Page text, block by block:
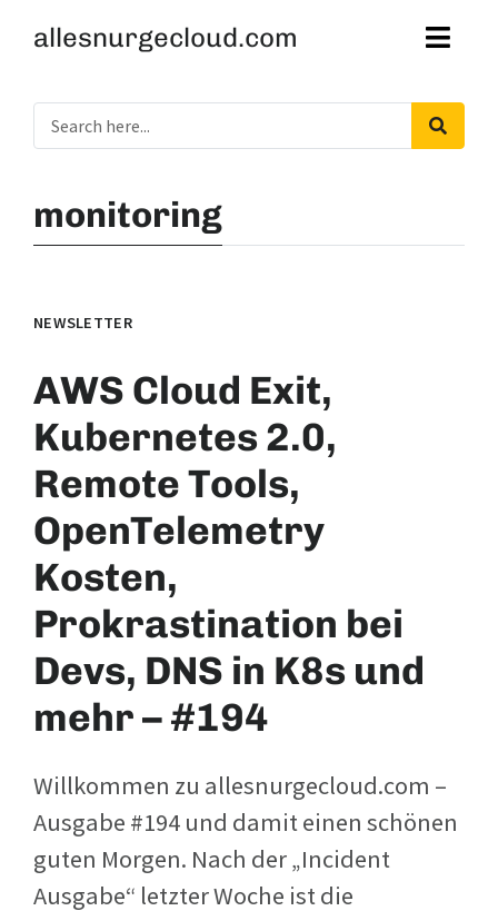
allesnurgecloud.com
monitoring
NEWSLETTER
AWS Cloud Exit,
Kubernetes 2.0,
Remote Tools,
OpenTelemetry
Kosten,
Prokrastination bei
Devs, DNS in K8s und
mehr – #194
Willkommen zu allesnurgecloud.com –
Ausgabe #194 und damit einen schönen
guten Morgen. Nach der „Incident
Ausgabe“ letzter Woche ist die